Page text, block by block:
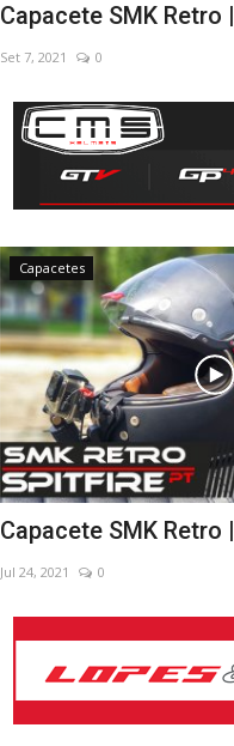
Capacete SMK
Set 7, 2021 0
Capacetes
Capacete SMK
Jul 24, 2021 0